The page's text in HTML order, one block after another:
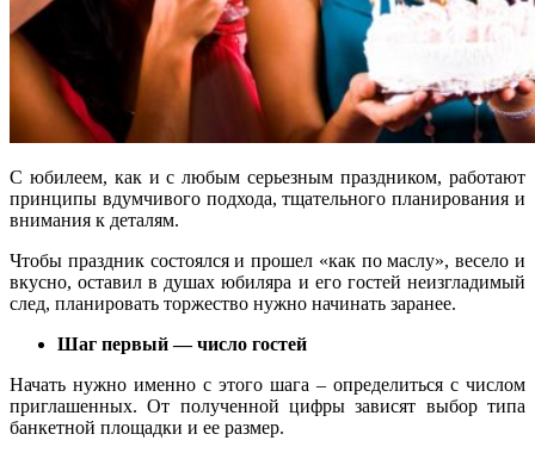
С юбилеем, как и с любым серьезным праздником, работают
принципы вдумчивого подхода, тщательного планирования и
внимания к деталям.
Чтобы праздник состоялся и прошел «как по маслу», весело и
вкусно, оставил в душах юбиляра и его гостей неизгладимый
след, планировать торжество нужно начинать заранее.
Шаг первый — число гостей
Начать нужно именно с этого шага – определиться с числом
приглашенных. От полученной цифры зависят выбор типа
банкетной площадки и ее размер.